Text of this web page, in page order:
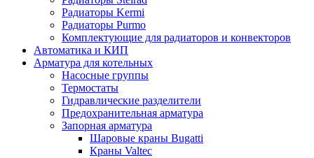
Радиаторы Kermi
Радиаторы Purmo
Комплектующие для радиаторов и конвекторов
Автоматика и КИП
Арматура для котельных
Насосные группы
Термостаты
Гидравлические разделители
Предохранительная арматура
Запорная арматура
Шаровые краны Bugatti
Краны Valtec